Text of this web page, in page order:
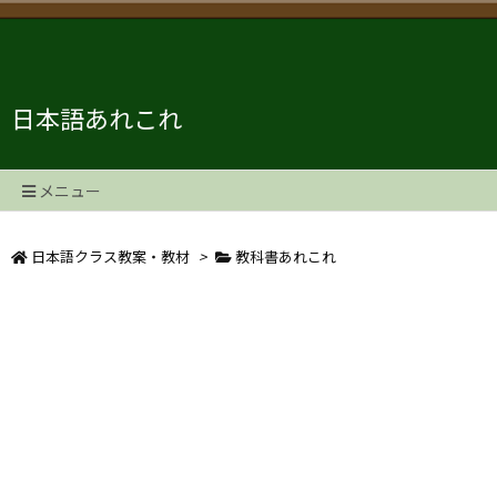
日本語あれこれ
メニュー
日本語クラス教案・教材 > 教科書あれこれ